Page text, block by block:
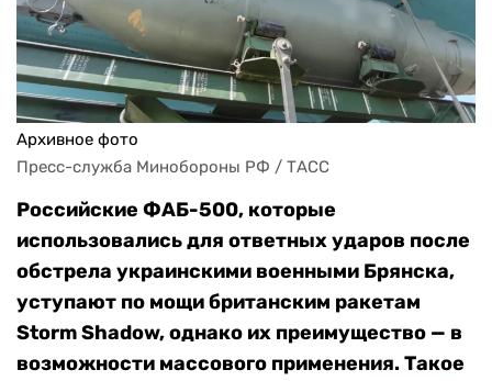
Архивное фото
Пресс-служба Минобороны РФ / ТАСС
Российские ФАБ-500, которые
использовались для ответных ударов после
обстрела украинскими военными Брянска,
уступают по мощи британским ракетам
Storm Shadow, однако их преимущество — в
возможности массового применения. Такое